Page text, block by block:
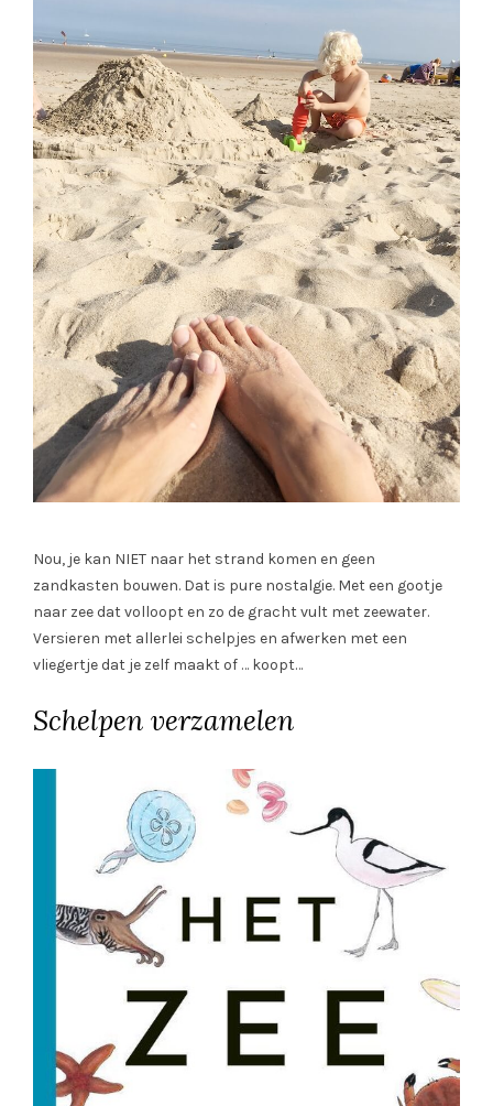
Nou, je kan NIET naar het strand komen en geen
zandkasten bouwen. Dat is pure nostalgie. Met een gootje
naar zee dat volloopt en zo de gracht vult met zeewater.
Versieren met allerlei schelpjes en afwerken met een
vliegertje dat je zelf maakt of … koopt…
Schelpen verzamelen